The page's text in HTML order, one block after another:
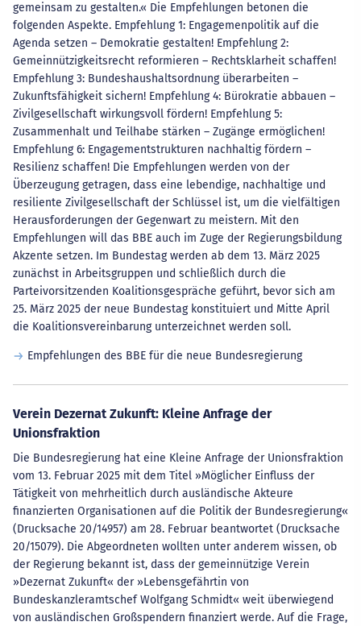
gemeinsam zu gestalten.« Die Empfehlungen betonen die
folgenden Aspekte. Empfehlung 1: Engagemenpolitik auf die
Agenda setzen – Demokratie gestalten! Empfehlung 2:
Gemeinnützigkeitsrecht reformieren – Rechtsklarheit schaffen!
Empfehlung 3: Bundeshaushaltsordnung überarbeiten –
Zukunftsfähigkeit sichern! Empfehlung 4: Bürokratie abbauen –
Zivilgesellschaft wirkungsvoll fördern! Empfehlung 5:
Zusammenhalt und Teilhabe stärken – Zugänge ermöglichen!
Empfehlung 6: Engagementstrukturen nachhaltig fördern –
Resilienz schaffen! Die Empfehlungen werden von der
Überzeugung getragen, dass eine lebendige, nachhaltige und
resiliente Zivilgesellschaft der Schlüssel ist, um die vielfältigen
Herausforderungen der Gegenwart zu meistern. Mit den
Empfehlungen will das BBE auch im Zuge der Regierungsbildung
Akzente setzen. Im Bundestag werden ab dem 13. März 2025
zunächst in Arbeitsgruppen und schließlich durch die
Parteivorsitzenden Koalitionsgespräche geführt, bevor sich am
25. März 2025 der neue Bundestag konstituiert und Mitte April
die Koalitionsvereinbarung unterzeichnet werden soll.
Empfehlungen des BBE für die neue Bundesregierung
Verein Dezernat Zukunft: Kleine Anfrage der
Unionsfraktion
Die Bundesregierung hat eine Kleine Anfrage der Unionsfraktion
vom 13. Februar 2025 mit dem Titel »Möglicher Einfluss der
Tätigkeit von mehrheitlich durch ausländische Akteure
finanzierten Organisationen auf die Politik der Bundesregierung«
(Drucksache 20/14957) am 28. Februar beantwortet (Drucksache
20/15079). Die Abgeordneten wollten unter anderem wissen, ob
der Regierung bekannt ist, dass der gemeinnützige Verein
»Dezernat Zukunft« der »Lebensgefährtin von
Bundeskanzleramtschef Wolfgang Schmidt« weit überwiegend
von ausländischen Großspendern finanziert werde. Auf die Frage,